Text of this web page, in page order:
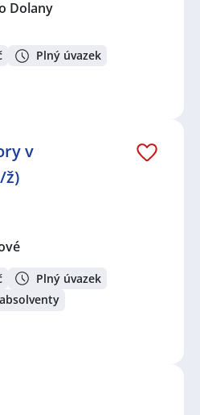
Dolany
Plný úvazek
v
ž)
Plný úvazek